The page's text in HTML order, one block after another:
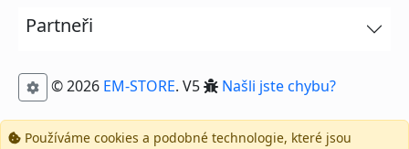
Partneři
© 2026 EM-STORE. V5 Našli jste chybu?
Používáme cookies a podobné technologie, které jsou